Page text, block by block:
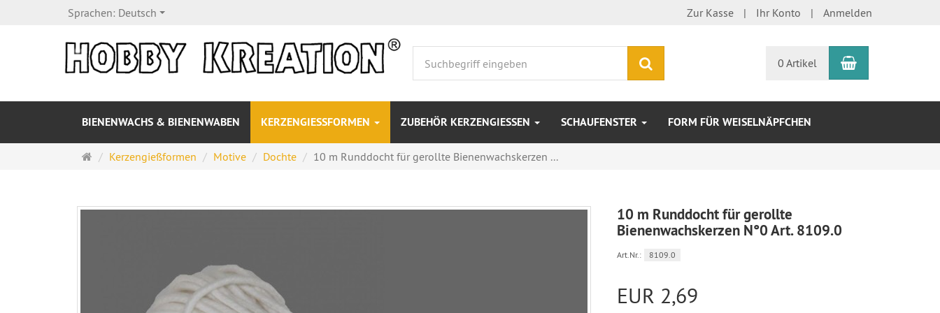
Sprachen: Deutsch Zur Kasse Ihr Konto Anmelden
0 Artikel Warenkorb
BIENENWACHS & BIENENWABEN KERZENGIESSFORMEN ZUBEHÖR KERZENGIESSEN SCHAUFENSTER FORM FÜR WEISELNÄPFCHEN
Startseite
Kerzengießformen Motive Dochte 10 m Runddocht für gerollte Bienenwachskerzen ...
10 m Runddocht für gerollte
Bienenwachskerzen N°0 Art. 8109.0
Art.Nr.: 8109.0
EUR 2,69